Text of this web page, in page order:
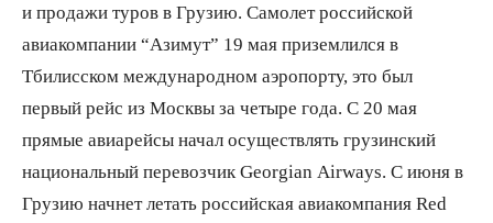
и продажи туров в Грузию. Самолет российской
авиакомпании “Азимут” 19 мая приземлился в
Тбилисском международном аэропорту, это был
первый рейс из Москвы за четыре года. С 20 мая
прямые авиарейсы начал осуществлять грузинский
национальный перевозчик Georgian Airways. С июня в
Грузию начнет летать российская авиакомпания Red